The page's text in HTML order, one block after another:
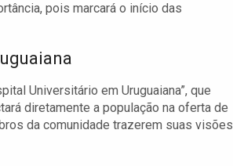
pois marcará o início das
Universitário em Uruguaiana”, que
diretamente a população na oferta de
da comunidade trazerem suas visões